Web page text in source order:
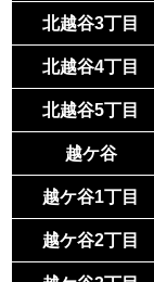
北越谷3丁目
北越谷4丁目
北越谷5丁目
越ケ谷
越ケ谷1丁目
越ケ谷2丁目